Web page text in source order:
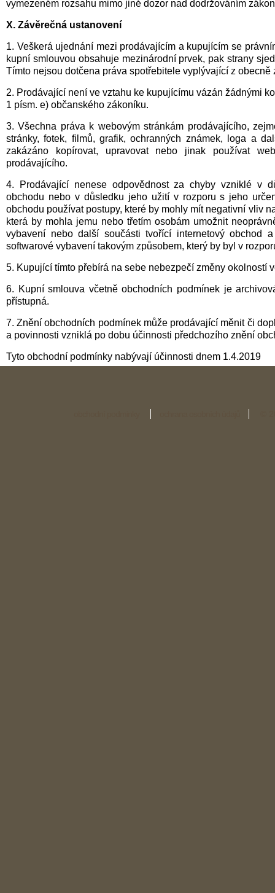
vymezeném rozsahu mimo jiné dozor nad dodržováním
X. Závěrečná ustanovení
1. Veškerá ujednání mezi prodávajícím a kupujícím se
kupní smlouvou obsahuje mezinárodní prvek, pak strany
Tímto nejsou dotčena práva spotřebitele vyplývající z
2. Prodávající není ve vztahu ke kupujícímu vázán žádnými
1 písm. e) občanského zákoníku.
3. Všechna práva k webovým stránkám prodávajícího,
stránky, fotek, filmů, grafik, ochranných známek, loga a
zakázáno kopírovat, upravovat nebo jinak používat
prodávajícího.
4. Prodávající nenese odpovědnost za chyby vzniklé v
obchodu nebo v důsledku jeho užití v rozporu s jeho
obchodu používat postupy, které by mohly mít negativní vliv
která by mohla jemu nebo třetím osobám umožnit
vybavení nebo další součásti tvořící internetový obchod
softwarové vybavení takovým způsobem, který by byl v
5. Kupující tímto přebírá na sebe nebezpečí změny okolností
6. Kupní smlouva včetně obchodních podmínek je
přístupná.
7. Znění obchodních podmínek může prodávající měnit či
a povinnosti vzniklá po dobu účinnosti předchozího znění
Tyto obchodní podmínky nabývají účinnosti dnem 1.4.2019